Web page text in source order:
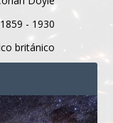
1859 - 1930
británico